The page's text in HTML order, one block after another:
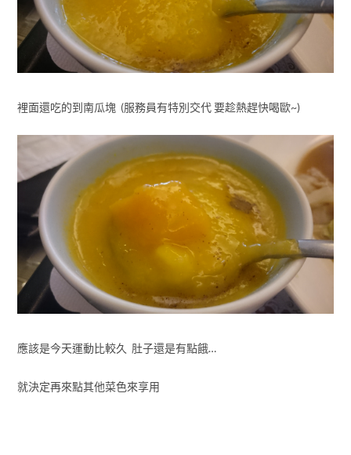
裡面還吃的到南瓜塊 (服務員有特別交代 要趁熱趕快喝歐~)
應該是今天運動比較久 肚子還是有點餓…
就決定再來點其他菜色來享用